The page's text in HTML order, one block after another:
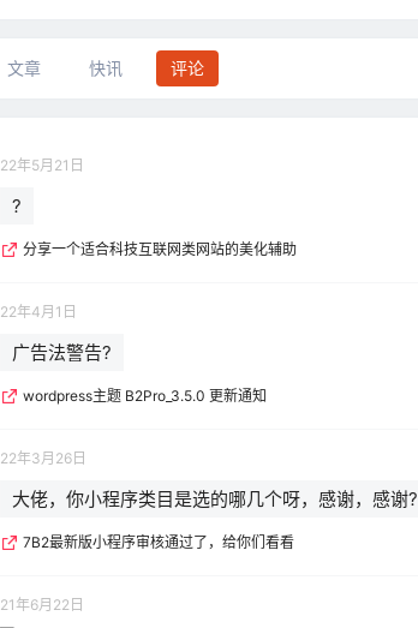
文章 快讯 评论
22年5月21日
?
分享一个适合科技互联网类网站的美化辅助
22年4月1日
广告法警告?
wordpress主题 B2Pro_3.5.0 更新通知
22年3月26日
大佬，你小程序类目是选的哪几个呀，感谢，感谢?
7B2最新版小程序审核通过了，给你们看看
21年6月22日